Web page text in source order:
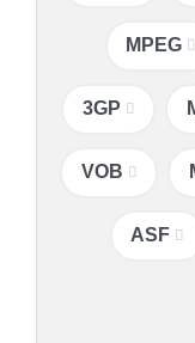
MPEG
3GP
VOB
ASF